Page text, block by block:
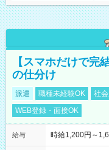
【スマホだけで完
の仕分け
派遣 職種未経験OK 社
WEB登録・面接OK
給与 時給1,200円～